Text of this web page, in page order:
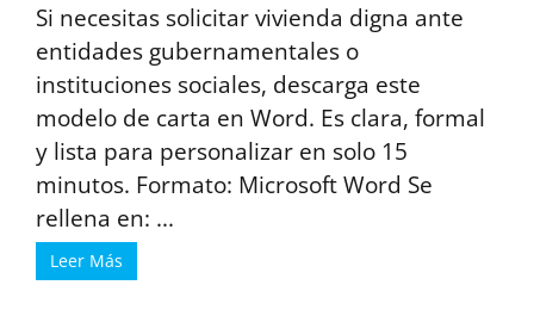
Si necesitas solicitar vivienda digna ante
entidades gubernamentales o
instituciones sociales, descarga este
modelo de carta en Word. Es clara, formal
y lista para personalizar en solo 15
minutos. Formato: Microsoft Word Se
rellena en: ...
Leer Más